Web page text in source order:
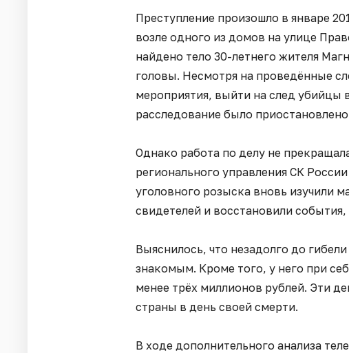
Преступление произошло в январе
возле одного из домов на улице
найдено тело 30-летнего жителя
головы. Несмотря на проведённые
мероприятия, выйти на след убийцы
расследование было
Однако работа по делу не
регионального управления СК
уголовного розыска вновь изучили
свидетелей и восстановили
Выяснилось, что незадолго до
знакомым. Кроме того, у него при
менее трёх миллионов рублей. Эти
страны в день своей смерти.
В ходе дополнительного анализа